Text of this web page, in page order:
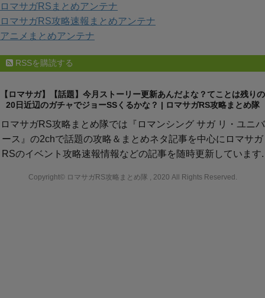
ロマサガRSまとめアンテナ
ロマサガRS攻略速報まとめアンテナ
アニメまとめアンテナ
RSSを購読する
【ロマサガ】【話題】今月ストーリー更新あんだよな？てことは残りの
20日近辺のガチャでジョーSSくるかな？ | ロマサガRS攻略まとめ隊
ロマサガRS攻略まとめ隊では『ロマンシング サガ リ・ユニバ
ース』の2chで話題の攻略＆まとめネタ記事を中心にロマサガ
RSのイベント攻略速報情報などの記事を随時更新しています.
Copyright© ロマサガRS攻略まとめ隊 , 2020 All Rights Reserved.